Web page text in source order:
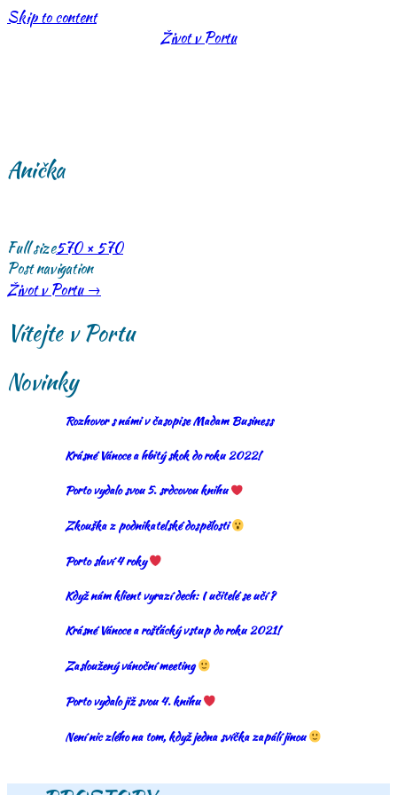
Skip to content
Život v Portu
Anička
Full size570 × 570
Post navigation
Život v Portu →
Vítejte v Portu
Novinky
Rozhovor s námi v časopise Madam Business
Krásné Vánoce a hbitý skok do roku 2022!
Porto vydalo svou 5. srdcovou knihu
Zkouška z podnikatelské dospělosti
Porto slaví 4 roky
Když nám klient vyrazí dech: I učitelé se učí ?
Krásné Vánoce a rošťácký vstup do roku 2021!
Zasloužený vánoční meeting
Porto vydalo již svou 4. knihu
Není nic zlého na tom, když jedna svíčka zapálí jinou